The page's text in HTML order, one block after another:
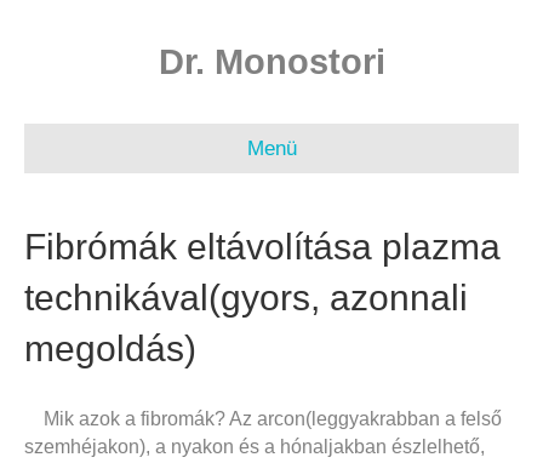
Dr. Monostori
Menü
Fibrómák eltávolítása plazma
technikával(gyors, azonnali
megoldás)
Mik azok a fibromák? Az arcon(leggyakrabban a felső
szemhéjakon), a nyakon és a hónaljakban észlelhető,